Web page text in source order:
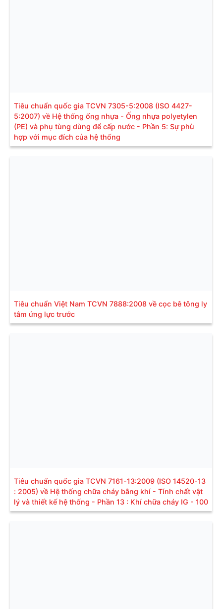
Tiêu chuẩn quốc gia TCVN 7305-5:2008 (ISO 4427-
5:2007) về Hệ thống ống nhựa - Ống nhựa polyetylen
(PE) và phụ tùng dùng để cấp nước - Phần 5: Sự phù
hợp với mục đích của hệ thống
Tiêu chuẩn Việt Nam TCVN 7888:2008 về cọc bê tông ly
tâm ứng lực trước
Tiêu chuẩn quốc gia TCVN 7161-13:2009 (ISO 14520-13
: 2005) về Hệ thống chữa cháy bằng khí - Tính chất vật
lý và thiết kế hệ thống - Phần 13 : Khí chữa cháy IG - 100